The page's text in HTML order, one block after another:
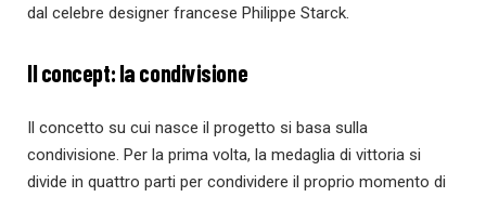
dal celebre designer francese Philippe Starck.
Il concept: la condivisione
Il concetto su cui nasce il progetto si basa sulla
condivisione. Per la prima volta, la medaglia di vittoria si
divide in quattro parti per condividere il proprio momento di